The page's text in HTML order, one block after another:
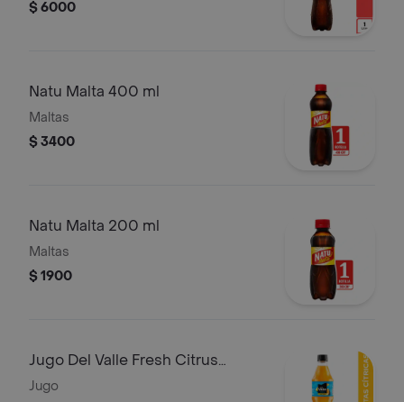
$ 6000
Natu Malta 400 ml
Maltas
$ 3400
Natu Malta 200 ml
Maltas
$ 1900
Jugo Del Valle Fresh Citrus
400ml
Jugo